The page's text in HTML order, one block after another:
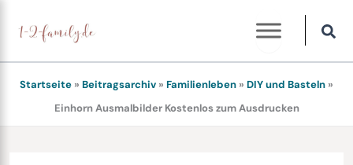
Inhalt
springen
Startseite » Beitragsarchiv » Familienleben » DIY und Basteln »
Einhorn Ausmalbilder Kostenlos zum Ausdrucken